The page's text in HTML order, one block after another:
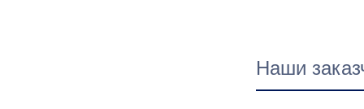
Наши